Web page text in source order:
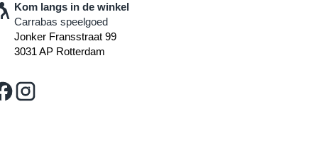
Kom langs in de winkel
Carrabas speelgoed
Jonker Fransstraat 99
3031 AP Rotterdam